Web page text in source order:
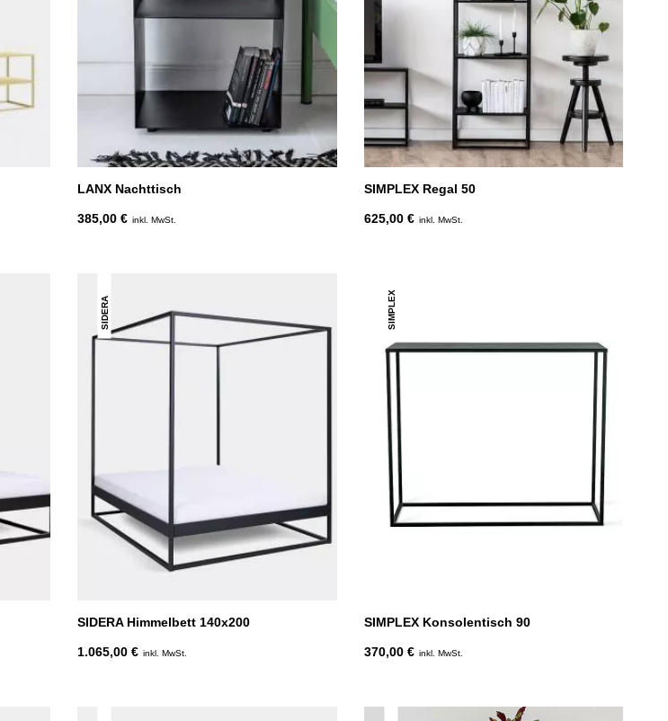
LANX Nachttisch
385,00 € inkl. MwSt.
SIMPLEX Regal 50
625,00 € inkl. MwSt.
SIDERA
SIDERA Himmelbett 140x200
1.065,00 € inkl. MwSt.
SIMPLEX
SIMPLEX Konsolentisch 90
370,00 € inkl. MwSt.